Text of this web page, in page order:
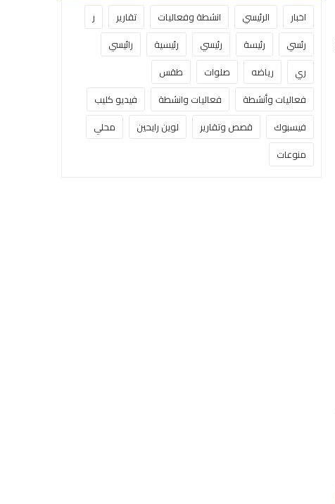
اخبار الرئيسي انشطة وفعاليات تقارير
ر
رئسي
رئيسة رئيسي رئيسية
رائيسي
ري
رياضه صلوات
طقس
فعاليات وأنشطة
فعاليات وانشطة
فيديو كليب
فيسبوك
قصص وتقارير لوين رايحين
محلي
منوعات